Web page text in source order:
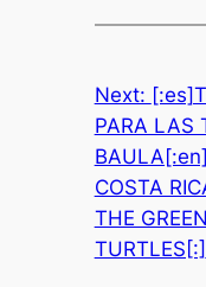
Next:
PARA LAS
COSTA
THE
TURTLES[:]